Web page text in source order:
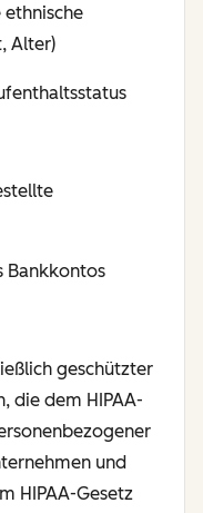
ethnische
Alter)
Bankkontos
geschützter
die dem HIPAA-
und
HIPAA-Gesetz